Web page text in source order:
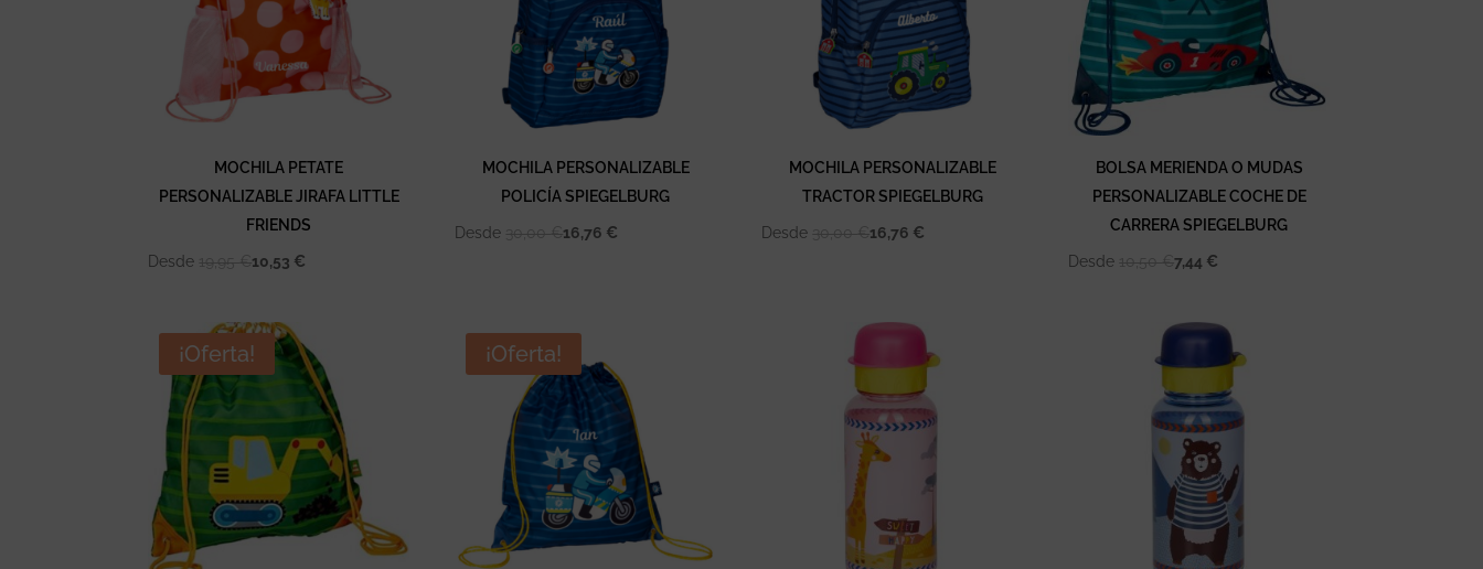
MOCHILA PETATE
PERSONALIZABLE JIRAFA LITTLE
FRIENDS
Desde 10,53 €
MOCHILA PERSONALIZABLE
POLICÍA SPIEGELBURG
Desde 16,76 €
MOCHILA PERSONALIZABLE
TRACTOR SPIEGELBURG
Desde 16,76 €
BOLSA MERIENDA O MUDAS
PERSONALIZABLE COCHE DE
CARRERA SPIEGELBURG
Desde €7,44 €
¡Oferta! ¡Oferta!